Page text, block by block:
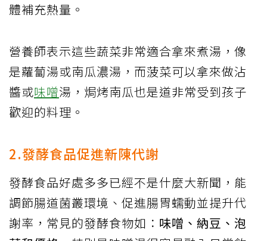
體補充熱量。
營養師表示這些蔬菜非常適合拿來煮湯，像
是蘿蔔湯或南瓜濃湯，而菠菜可以拿來做沾
醬或味噌湯，焗烤南瓜也是道非常受到孩子
歡迎的料理。
2.發酵食品促進新陳代謝
發酵食品好處多多已經不是什麼大新聞，能
調節腸道菌叢環境、促進腸胃蠕動並提升代
謝率，常見的發酵食物如： 味噌、納豆、泡